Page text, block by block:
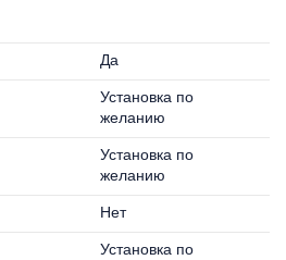
Да
Установка по
желанию
Установка по
желанию
Нет
Установка по